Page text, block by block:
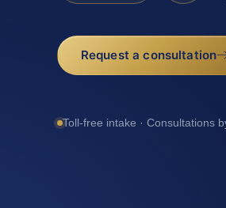
Request a consultation
Toll-free intake · Consultations